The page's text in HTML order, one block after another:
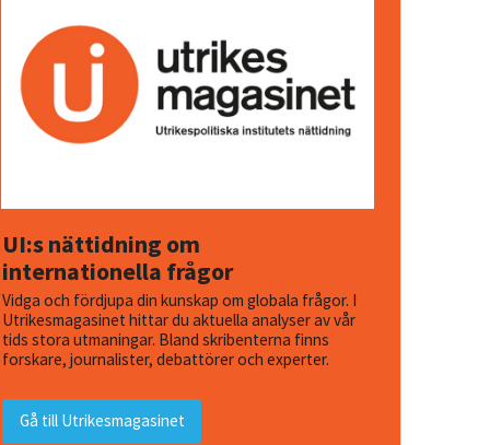
UI:s nättidning om
internationella frågor
Vidga och fördjupa din kunskap om globala frågor. I
Utrikesmagasinet hittar du aktuella analyser av vår
tids stora utmaningar. Bland skribenterna finns
forskare, journalister, debattörer och experter.
Gå till Utrikesmagasinet